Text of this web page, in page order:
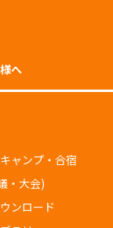
へ
ャンプ・合宿
・大会)
ンロード